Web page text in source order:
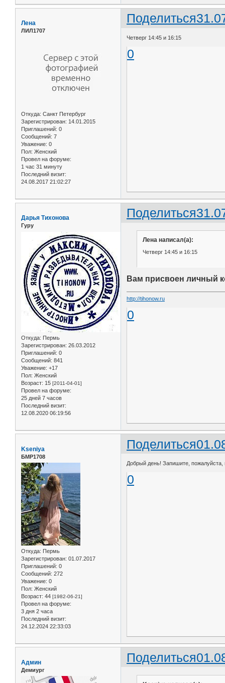
Поделиться
Лена
ЛИЛ1707
Откуда: Санкт Петербург
Зарегистрирован: 14.01.2015
Приглашений: 0
Сообщений: 7
Уважение: 0
Пол: Женский
Провел на форуме:
1 час 31 минуту
Последний визит:
24.08.2017 21:02:27
Четверг 14:45 и 16:15
0
Поделиться
Дарья Тихонова
Гуру
Откуда: Пермь
Зарегистрирован: 26.03.2012
Приглашений: 0
Сообщений: 841
Уважение: +17
Пол: Женский
Возраст: 15 [2011-04-01]
Провел на форуме:
25 дней 7 часов
Последний визит:
12.08.2020 06:19:56
Лена написал(а):
Четверг 14:45 и 16:15
Вам присвоен личный
http://tihonow.ru
0
Поделиться
Kseniya
БМР1708
Откуда: Пермь
Зарегистрирован: 01.07.2017
Приглашений: 0
Сообщений: 272
Уважение: 0
Пол: Женский
Возраст: 44 [1982-06-21]
Провел на форуме:
3 дня 2 часа
Последний визит:
24.12.2024 22:33:03
Добрый день! Запишите, пожалуйста,
0
Поделиться
Админ
Демиург